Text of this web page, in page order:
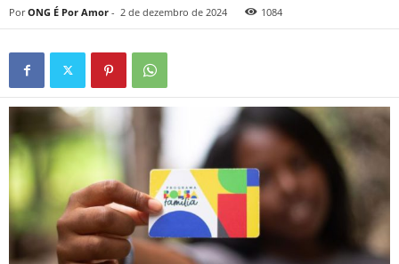
Por ONG É Por Amor - 2 de dezembro de 2024 1084